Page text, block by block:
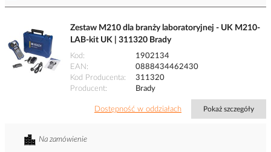
Zestaw M210 dla branży laboratoryjnej - UK M210-
LAB-kit UK | 311320 Brady
Kod
1902134
EAN
0888434462430
Kod Producenta
311320
Producent
Brady
Dostępność w oddziałach Pokaż szczegóły
Na zamówienie